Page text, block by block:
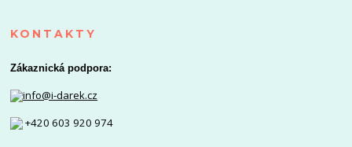
KONTAKTY
Zákaznická podpora:
info@i-darek.cz
+420 603 920 974